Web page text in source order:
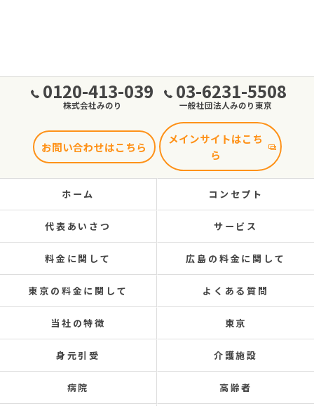
0120-413-039
株式会社みのり
03-6231-5508
一般社団法人みのり東京
お問い合わせはこちら
メインサイトはこち
ら
ホーム コンセプト
代表あいさつ サービス
料金に関して 広島の料金に関して
東京の料金に関して よくある質問
当社の特徴 東京
身元引受 介護施設
病院 高齢者